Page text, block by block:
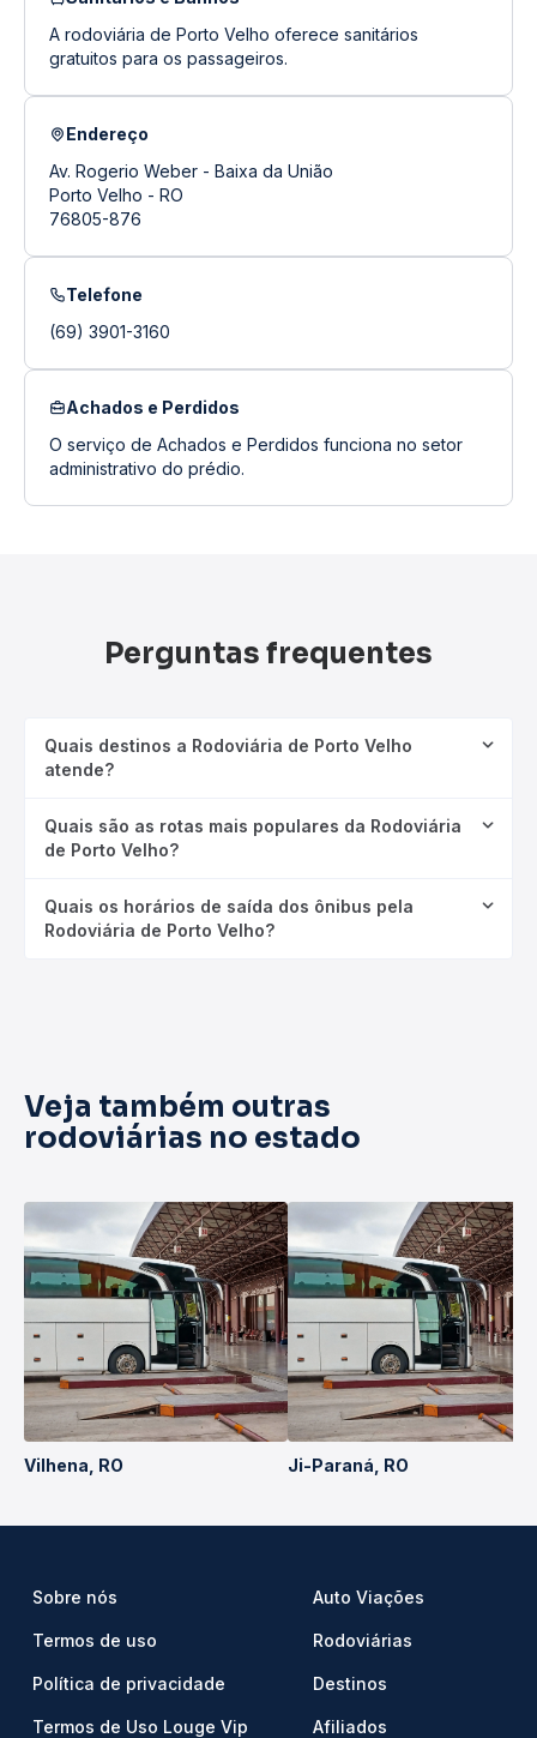
A rodoviária de Porto Velho oferece sanitários
gratuitos para os passageiros.
Endereço
Av. Rogerio Weber - Baixa da União
Porto Velho - RO
76805-876
Telefone
(69) 3901-3160
Achados e Perdidos
O serviço de Achados e Perdidos funciona no setor
administrativo do prédio.
Perguntas frequentes
Quais destinos a Rodoviária de Porto Velho
atende?
Quais são as rotas mais populares da Rodoviária
de Porto Velho?
Quais os horários de saída dos ônibus pela
Rodoviária de Porto Velho?
Veja também outras
rodoviárias no estado
Vilhena, RO Ji-Paraná, RO
Sobre nós
Termos de uso
Política de privacidade
Termos de Uso Louge Vip
Auto Viações
Rodoviárias
Destinos
Afiliados